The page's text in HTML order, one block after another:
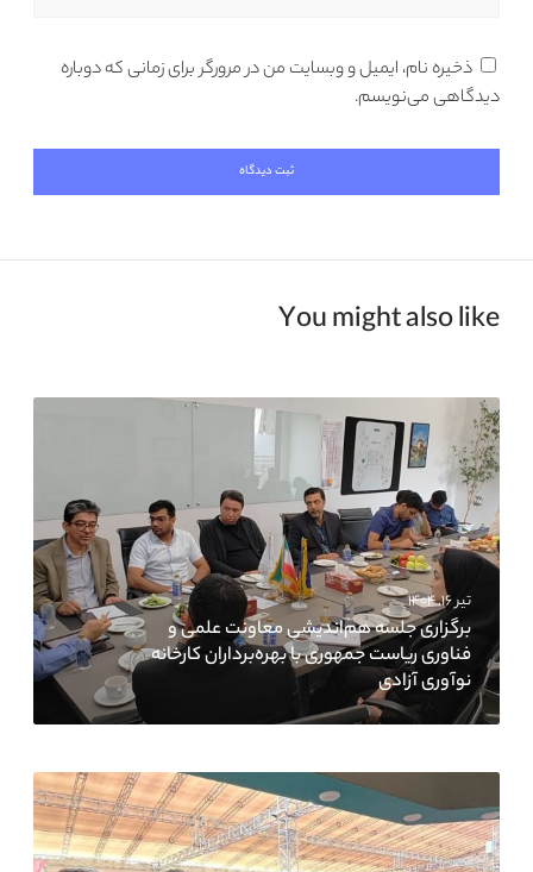
ذخیره نام، ایمیل و وبسایت من در مرورگر برای زمانی که دوباره
دیدگاهی می‌نویسم.
You might also like
تیر ۱۶, ۱۴۰۴
برگزاری جلسه هم‌اندیشی معاونت علمی و
فناوری ریاست جمهوری با بهره‌برداران کارخانه
نوآوری آزادی